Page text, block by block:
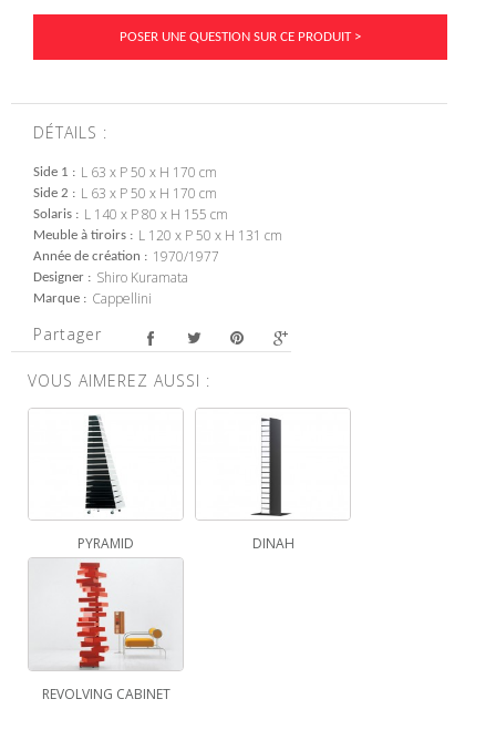
POSER UNE QUESTION SUR CE PRODUIT >
DÉTAILS :
Side 1 L 63 x P 50 x H 170 cm
Side 2 L 63 x P 50 x H 170 cm
Solaris L 140 x P 80 x H 155 cm
Meuble à tiroirs L 120 x P 50 x H 131 cm
Année de création 1970/1977
Designer Shiro Kuramata
Marque Cappellini
Partager
VOUS AIMEREZ AUSSI :
PYRAMID DINAH
REVOLVING CABINET